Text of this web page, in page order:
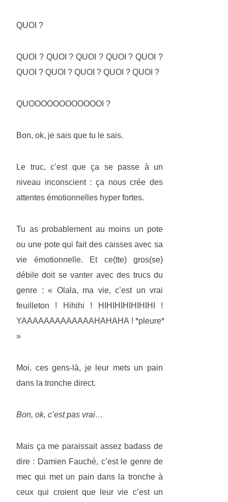
QUOI ?
QUOI ? QUOI ? QUOI ? QUOI ? QUOI ?
QUOI ? QUOI ? QUOI ? QUOI ? QUOI ?
QUOOOOOOOOOOOOI ?
Bon, ok, je sais que tu le sais.
Le truc, c’est que ça se passe à un
niveau inconscient : ça nous crée des
attentes émotionnelles hyper fortes.
Tu as probablement au moins un pote
ou une pote qui fait des caisses avec sa
vie émotionnelle. Et ce(tte) gros(se)
débile doit se vanter avec des trucs du
genre : « Olala, ma vie, c’est un vrai
feuilleton ! Hihihi ! HIHIHIHIHIHIHI !
YAAAAAAAAAAAAAHAHAHA ! *pleure*
»
Moi, ces gens-là, je leur mets un pain
dans la tronche direct.
Bon, ok, c’est pas vrai…
Mais ça me paraissait assez badass de
dire : Damien Fauché, c’est le genre de
mec qui met un pain dans la tronche à
ceux qui croient que leur vie c’est un